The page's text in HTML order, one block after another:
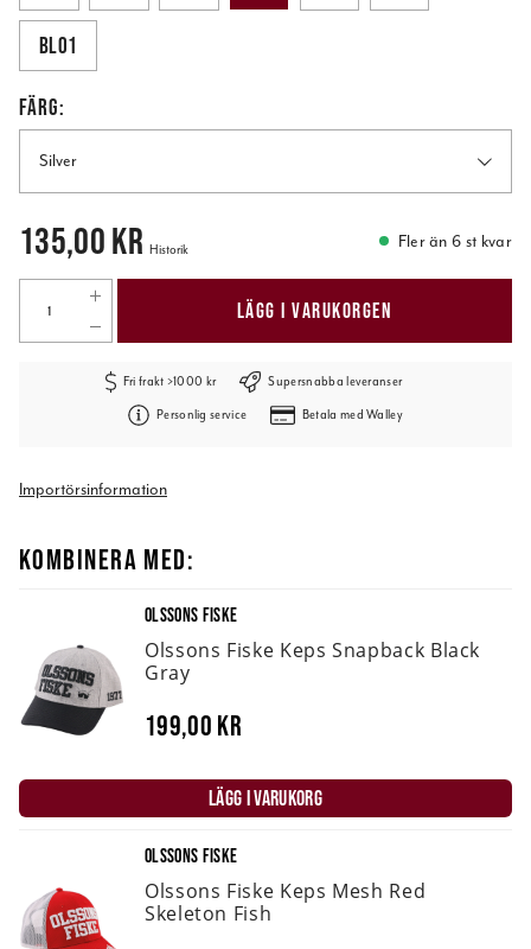
BL01
FÄRG:
Silver
Pris:135,00 kr
135,00 kr Historik Fler än 6 st kvar
LÄGG I VARUKORGEN
Fri frakt >1000 kr Supersnabba leveranser
Personlig service Betala med Walley
Importörsinformation
KOMBINERA MED:
OLSSONS FISKE
Olssons Fiske Keps Snapback Black
Gray
199,00 kr
LÄGG I VARUKORG
OLSSONS FISKE
Olssons Fiske Keps Mesh Red
Skeleton Fish